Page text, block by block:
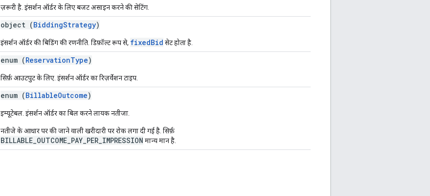
ज़रूरी है. इंसर्शन ऑर्डर के लिए बजट असाइन करने की सेटिंग.
object (BiddingStrategy)
इंसर्शन ऑर्डर की बिडिंग की रणनीति. डिफ़ॉल्ट रूप से, fixedBid सेट होता है.
enum (ReservationType)
सिर्फ़ आउटपुट के लिए. इंसर्शन ऑर्डर का रिज़र्वेशन टाइप.
enum (BillableOutcome)
इम्यूटेबल. इंसर्शन ऑर्डर का बिल करने लायक नतीजा.
नतीजे के आधार पर की जाने वाली खरीदारी पर रोक लगा दी गई है. सिर्फ़
BILLABLE_OUTCOME_PAY_PER_IMPRESSION मान्य मान है.